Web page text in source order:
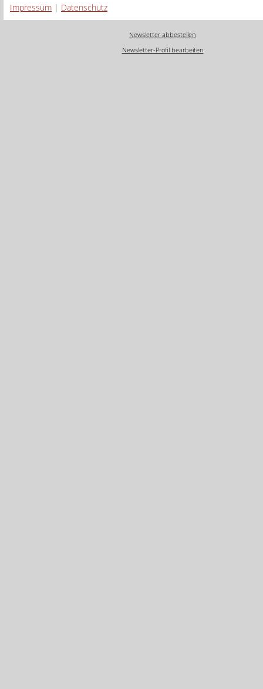
Impressum | Datenschutz
Newsletter abbestellen
Newsletter-Profil bearbeiten